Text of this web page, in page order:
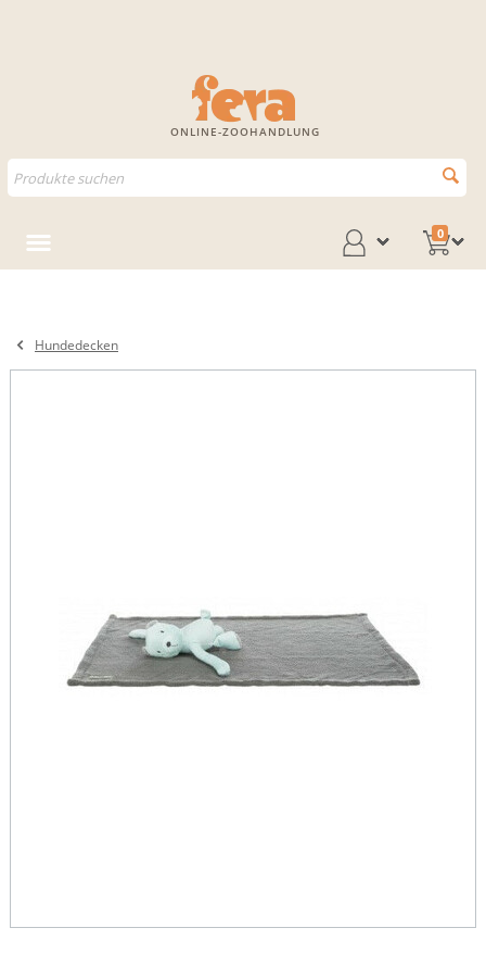
ONLINE-ZOOHANDLUNG
0
Hundedecken